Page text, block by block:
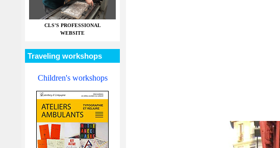
CLS'S PROFESSIONAL
WEBSITE
Traveling workshops
Children's workshops